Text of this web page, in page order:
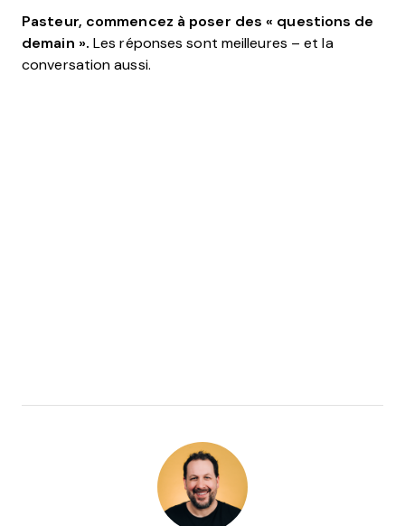
Pasteur, commencez à poser des « questions de
demain ». Les réponses sont meilleures – et la
conversation aussi.